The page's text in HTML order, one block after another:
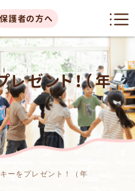
保護者の方へ
ゼント！（年
ーをプレゼント！（年